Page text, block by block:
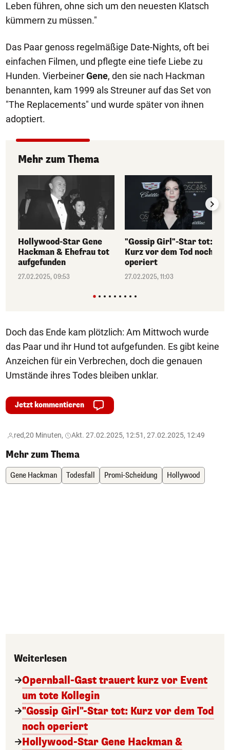
Leben führen, ohne sich um den neuesten Klatsch
kümmern zu müssen."
Das Paar genoss regelmäßige Date-Nights, oft bei
einfachen Filmen, und pflegte eine tiefe Liebe zu
Hunden. VierbeinerGene, den sie nach Hackman
benannten, kam 1999 als Streuner auf das Set von
"The Replacements" und wurde später von ihnen
adoptiert.
Mehr zum Thema
Hollywood-Star Gene
Hackman & Ehefrau tot
aufgefunden
27.02.2025, 09:53
"Gossip Girl"-Star tot:
Kurz vor dem Tod noch
operiert
27.02.2025, 11:03
Doch das Ende kam plötzlich: Am Mittwoch wurde
das Paar und ihr Hund tot aufgefunden. Es gibt keine
Anzeichen für ein Verbrechen, doch die genauen
Umstände ihres Todes bleiben unklar.
Jetzt kommentieren
red,20 Minuten, Akt. 27.02.2025, 12:51, 27.02.2025, 12:49
Mehr zum Thema
Gene Hackman Todesfall Promi-Scheidung Hollywood
Weiterlesen
Opernball-Gast trauert kurz vor Event
um tote Kollegin
"Gossip Girl"-Star tot: Kurz vor dem Tod
noch operiert
Hollywood-Star Gene Hackman &